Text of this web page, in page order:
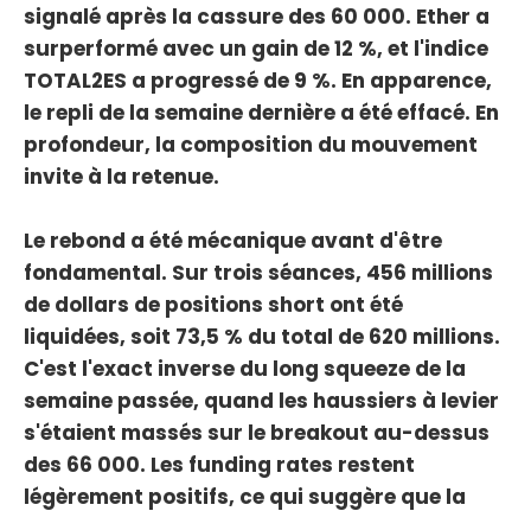
signalé après la cassure des 60 000. Ether a
surperformé avec un gain de 12 %, et l'indice
TOTAL2ES a progressé de 9 %. En apparence,
le repli de la semaine dernière a été effacé. En
profondeur, la composition du mouvement
invite à la retenue.
Le rebond a été mécanique avant d'être
fondamental. Sur trois séances, 456 millions
de dollars de positions short ont été
liquidées, soit 73,5 % du total de 620 millions.
C'est l'exact inverse du long squeeze de la
semaine passée, quand les haussiers à levier
s'étaient massés sur le breakout au-dessus
des 66 000. Les funding rates restent
légèrement positifs, ce qui suggère que la